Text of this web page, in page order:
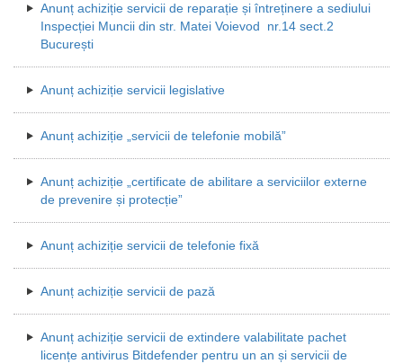
Anunț achiziție servicii de reparație și întreținere a sediului
Inspecției Muncii din str. Matei Voievod nr.14 sect.2
București
Anunț achiziție servicii legislative
Anunț achiziție „servicii de telefonie mobilă”
Anunț achiziție „certificate de abilitare a serviciilor externe
de prevenire și protecție”
Anunț achiziție servicii de telefonie fixă
Anunț achiziție servicii de pază
Anunț achiziție servicii de extindere valabilitate pachet
licențe antivirus Bitdefender pentru un an și servicii de